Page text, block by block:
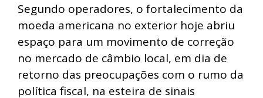
Segundo operadores, o fortalecimento da
moeda americana no exterior hoje abriu
espaço para um movimento de correção
no mercado de câmbio local, em dia de
retorno das preocupações com o rumo da
política fiscal, na esteira de sinais